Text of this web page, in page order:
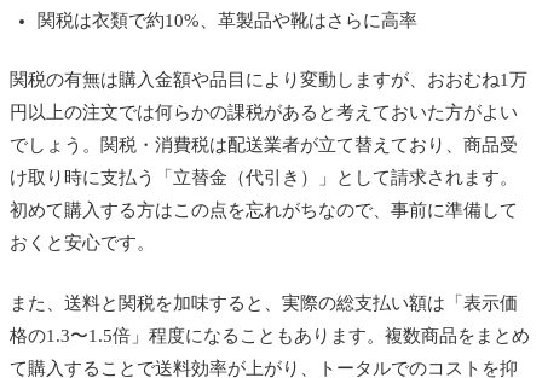
関税は衣類で約10%、革製品や靴はさらに高率
関税の有無は購入金額や品目により変動しますが、おおむね1万
円以上の注文では何らかの課税があると考えておいた方がよい
でしょう。関税・消費税は配送業者が立て替えており、商品受
け取り時に支払う「立替金（代引き）」として請求されます。
初めて購入する方はこの点を忘れがちなので、事前に準備して
おくと安心です。
また、送料と関税を加味すると、実際の総支払い額は「表示価
格の1.3〜1.5倍」程度になることもあります。複数商品をまとめ
て購入することで送料効率が上がり、トータルでのコストを抑